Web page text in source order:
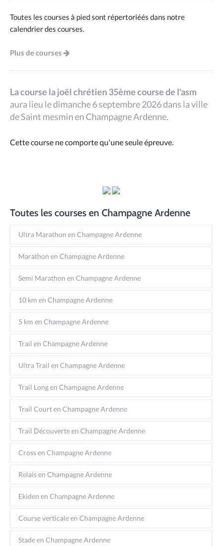
Toutes les courses à pied sont répertoriéés dans notre
calendrier des courses.
Plus de courses
La course la joël chrétien 35ème course de l'asm
aura lieu le dimanche 6 septembre 2026 dans la ville
de Saint mesmin en Champagne Ardenne.
Cette course ne comporte qu'une seule épreuve.
Toutes les courses en Champagne Ardenne
Ultra Marathon en Champagne Ardenne
Marathon en Champagne Ardenne
Semi Marathon en Champagne Ardenne
10 km en Champagne Ardenne
5 km en Champagne Ardenne
Trail en Champagne Ardenne
Ultra Trail en Champagne Ardenne
Trail Long en Champagne Ardenne
Trail Court en Champagne Ardenne
Trail Découverte en Champagne Ardenne
Cross en Champagne Ardenne
Relais en Champagne Ardenne
Ekiden en Champagne Ardenne
Course verticale en Champagne Ardenne
Stade en Champagne Ardenne